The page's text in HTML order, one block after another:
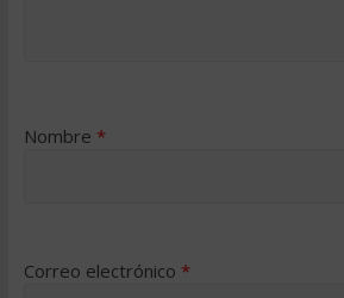
Nombre *
Correo electrónico *